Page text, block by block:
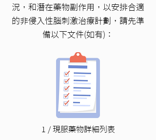
況，和潛在藥物副作用，以安排合適
的非侵入性腦刺激治療計劃，請先準
備以下文件(如有) ：
1 / 現服藥物詳細列表